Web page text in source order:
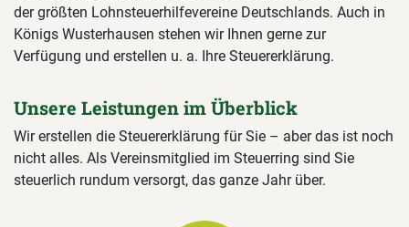
der größten Lohnsteuerhilfevereine Deutschlands. Auch in
Königs Wusterhausen stehen wir Ihnen gerne zur
Verfügung und erstellen u. a. Ihre Steuererklärung.
Unsere Leistungen im Überblick
Wir erstellen die Steuererklärung für Sie – aber das ist noch
nicht alles. Als Vereinsmitglied im Steuerring sind Sie
steuerlich rundum versorgt, das ganze Jahr über.